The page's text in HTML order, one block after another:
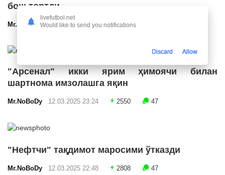
бош тортди
Mr.NoBoDy12.03.2025 23:55 2670
"Арсенал" икки ярим ҳимоячи билан
шартнома имзолашга яқин
Mr.NoBoDy 12.03.2025 23:24 2550 47
"Нефтчи" тақдимот маросими ўтказди
Mr.NoBoDy 12.03.2025 22:48 2808 47
livefutbol.net
Would like to send you notifications
Discard Allow